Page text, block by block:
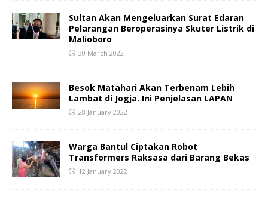
Sultan Akan Mengeluarkan Surat Edaran
Pelarangan Beroperasinya Skuter Listrik di
Malioboro
30 March 2022
Besok Matahari Akan Terbenam Lebih
Lambat di Jogja. Ini Penjelasan LAPAN
28 January 2022
Warga Bantul Ciptakan Robot
Transformers Raksasa dari Barang Bekas
12 January 2022